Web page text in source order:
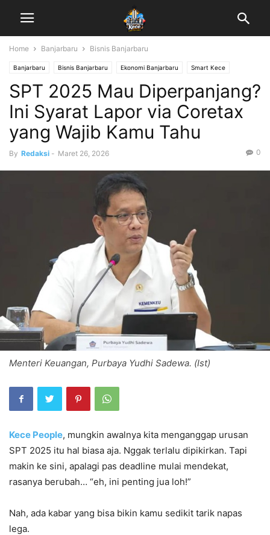
Home Banjarbaru Bisnis Banjarbaru
Banjarbaru Bisnis Banjarbaru Ekonomi Banjarbaru Smart Kece
UMKM Banjarbaru
SPT 2025 Mau Diperpanjang?
Ini Syarat Lapor via Coretax
yang Wajib Kamu Tahu
By Redaksi - Maret 26, 2026 0
Menteri Keuangan, Purbaya Yudhi Sadewa. (Ist)
Kece People, mungkin awalnya kita menganggap urusan
SPT 2025 itu hal biasa aja. Nggak terlalu dipikirkan. Tapi
makin ke sini, apalagi pas deadline mulai mendekat,
rasanya berubah… “eh, ini penting jua loh!”
Nah, ada kabar yang bisa bikin kamu sedikit tarik napas
lega.